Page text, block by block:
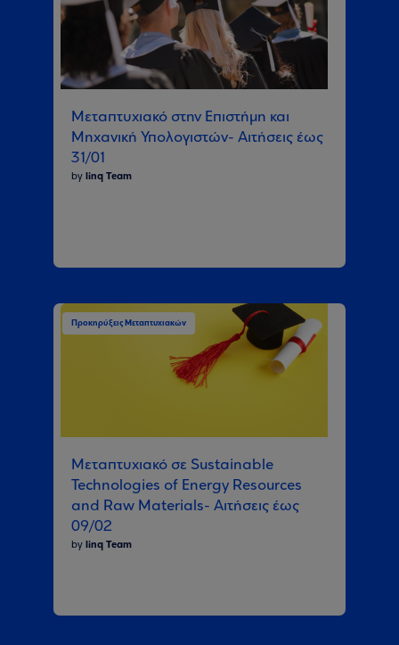
Μεταπτυχιακό στην Επιστήμη και
Μηχανική Υπολογιστών- Αιτήσεις έως
31/01
by linq Team
Προκηρύξεις Μεταπτυχιακών
Μεταπτυχιακό σε Sustainable
Technologies of Energy Resources
and Raw Materials- Αιτήσεις έως
09/02
by linq Team